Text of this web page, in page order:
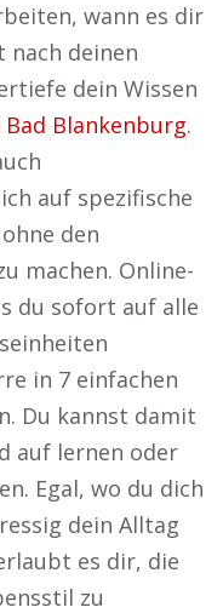
wann es dir
deinen
dein Wissen
Blankenburg.
auf spezifische
den
machen. Online-
du sofort auf alle
in 7 einfachen
Du kannst damit
auf lernen oder
Egal, wo du dich
dein Alltag
es dir, die
zu